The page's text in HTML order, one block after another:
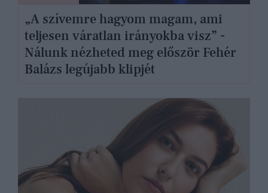
„A szívemre hagyom magam, ami
teljesen váratlan irányokba visz” -
Nálunk nézheted meg először Fehér
Balázs legújabb klipjét